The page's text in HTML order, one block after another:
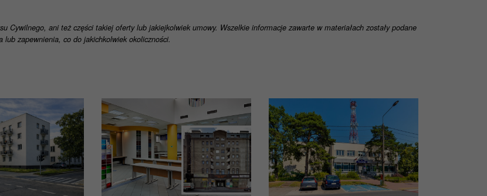
Cywilnego, ani też części takiej oferty lub jakiejkolwiek umowy. Wszelkie informacje zawarte w materiałach zostały podane
zapewnienia, co do jakichkolwiek okoliczności.